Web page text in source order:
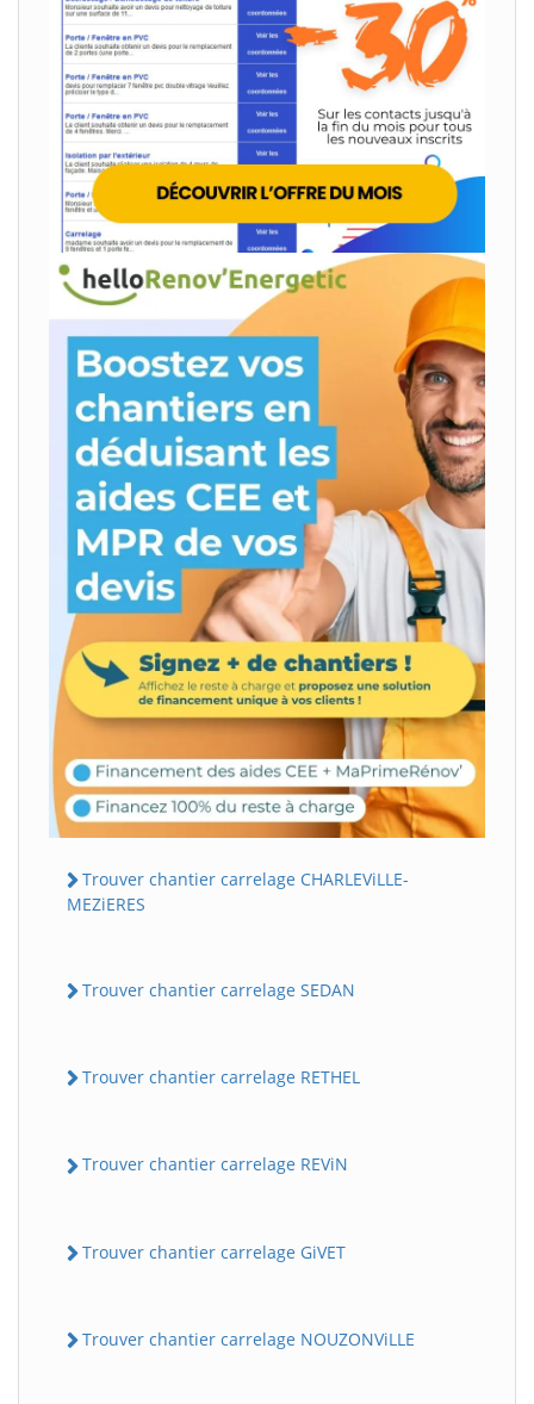
Trouver chantier carrelage CHARLEViLLE-
MEZiERES
Trouver chantier carrelage SEDAN
Trouver chantier carrelage RETHEL
Trouver chantier carrelage REViN
Trouver chantier carrelage GiVET
Trouver chantier carrelage NOUZONViLLE